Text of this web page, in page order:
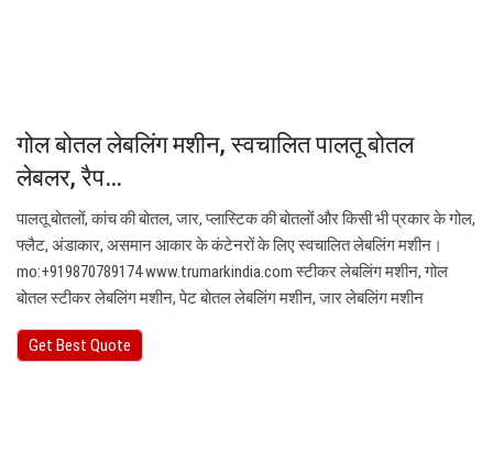
गोल बोतल लेबलिंग मशीन, स्वचालित पालतू बोतल
लेबलर, रैप…
पालतू बोतलों, कांच की बोतल, जार, प्लास्टिक की बोतलों और किसी भी प्रकार के गोल,
फ्लैट, अंडाकार, असमान आकार के कंटेनरों के लिए स्वचालित लेबलिंग मशीन।
mo:+919870789174 www.trumarkindia.com स्टीकर लेबलिंग मशीन, गोल
बोतल स्टीकर लेबलिंग मशीन, पेट बोतल लेबलिंग मशीन, जार लेबलिंग मशीन
Get Best Quote